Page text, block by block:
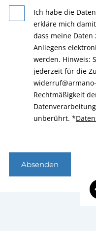
Ich habe die
erkläre mich
dass meine
Anliegens
werden. Hinweis:
jederzeit für die
Rechtmäßigkeit
unberührt. *
Absenden